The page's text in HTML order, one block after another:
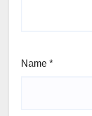
Name *